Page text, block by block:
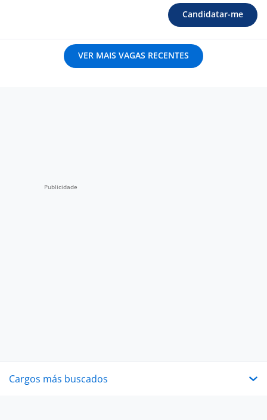
Candidatar-me
VER MAIS VAGAS RECENTES
Cargos más buscados